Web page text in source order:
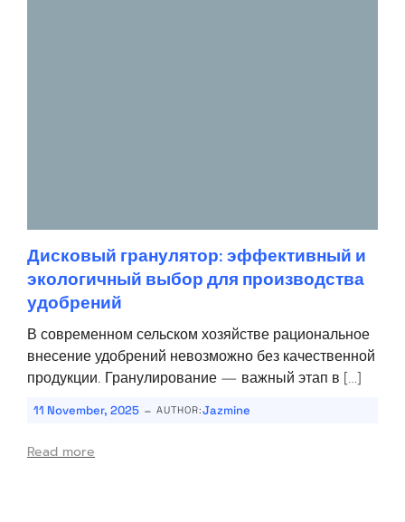
Дисковый гранулятор: эффективный и
экологичный выбор для производства
удобрений
В современном сельском хозяйстве рациональное
внесение удобрений невозможно без качественной
продукции. Гранулирование — важный этап в […]
11 November, 2025 - AUTHOR:Jazmine
Read more